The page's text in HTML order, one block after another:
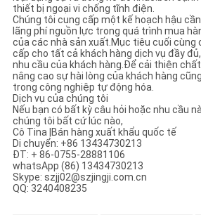
thiết bị ngoại vi chống tĩnh điện.
Chúng tôi cung cấp một kế hoạch hậu
lãng phí nguồn lực trong quá trình mua
của các nhà sản xuất.Mục tiêu cuối cùng
cấp cho tất cả khách hàng dịch vụ đầy
nhu cầu của khách hàng.Để cải thiện
nâng cao sự hài lòng của khách hàng
trong công nghiệp tự động hóa.
Dịch vụ của chúng tôi
Nếu bạn có bất kỳ câu hỏi hoặc nhu cầu
chúng tôi bất cứ lúc nào,
Cô Tina |Bán hàng xuất khẩu quốc tế
Di chuyển: +86 13434730213
ĐT: + 86-0755-28881106
whatsApp (86) 13434730213
Skype: szjj02@szjingji.com.cn
QQ: 3240408235